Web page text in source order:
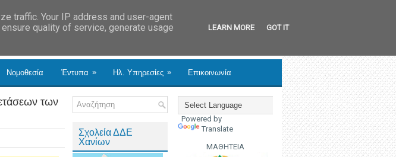
Νομοθεσία Έντυπα » Ηλ. Υπηρεσίες » Επικοινωνία
των
Σχολεία ΔΔΕ
Χανίων
Powered by
Translate
ΜΑΘΗΤΕΙΑ
traffic. Your IP address and user-agent
quality of service, generate usage
LEARN MORE GOT IT